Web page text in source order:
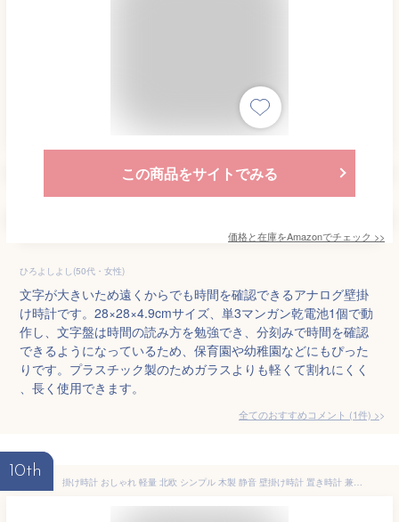
この商品をサイトでみる
価格と在庫をAmazonでチェック >>
ひろよしよし(50代・女性)
文字が大きいため遠くからでも時間を確認できるアナログ壁掛
け時計です。28×28×4.9cmサイズ、単3マンガン乾電池1個で動
作し、文字盤は時間の読み方を勉強でき、分刻みで時間を確認
できるようになっているため、保育園や幼稚園などにもぴった
りです。プラスチック製のためガラスよりも軽くて割れにくく
、長く使用できます。
全てのおすすめコメント (1件) >
10th
掛け時計 おしゃれ 軽量 北欧 シンプル 木製 静音 壁掛け時計 置き時計 兼用可能 壁時計 時計 壁掛け 掛時計 かべ掛け時計 かわいい 見やすい 軽い 大きい 音がしない アナログ オシャレ 木目調 プレゼント ギフト ウォールクロック 寝室 リビング 子供部屋 可愛い